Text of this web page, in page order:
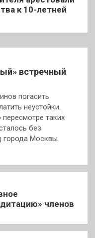
к 10-летней
встречный
погасить
неустойки.
таких
без
города Москвы
членов